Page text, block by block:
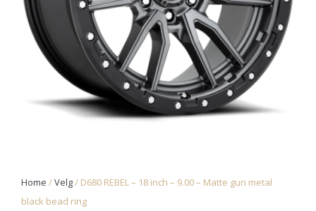
Home /Velg/ D680 REBEL – 18 inch – 9.00 – Matte gun metal
black bead ring